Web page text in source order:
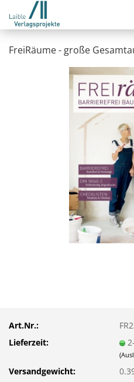
FreiRäume - große
Art.Nr.:
Lieferzeit:
Versandgewicht: